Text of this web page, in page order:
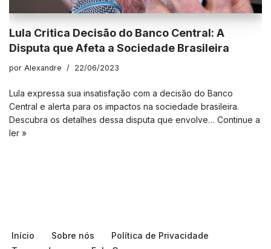
Lula Critica Decisão do Banco Central: A
Disputa que Afeta a Sociedade Brasileira
por Alexandre 22/06/2023
Lula expressa sua insatisfação com a decisão do Banco
Central e alerta para os impactos na sociedade brasileira.
Descubra os detalhes dessa disputa que envolve… Continue a
ler »
Início Sobre nós
Política de Privacidade